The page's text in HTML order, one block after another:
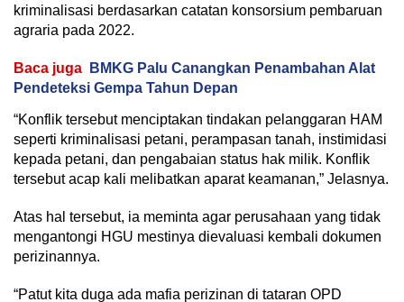
kriminalisasi berdasarkan catatan konsorsium pembaruan
agraria pada 2022.
Baca juga
BMKG Palu Canangkan Penambahan Alat
Pendeteksi Gempa Tahun Depan
“Konflik tersebut menciptakan tindakan pelanggaran HAM
seperti kriminalisasi petani, perampasan tanah, instimidasi
kepada petani, dan pengabaian status hak milik. Konflik
tersebut acap kali melibatkan aparat keamanan,” Jelasnya.
Atas hal tersebut, ia meminta agar perusahaan yang tidak
mengantongi HGU mestinya dievaluasi kembali dokumen
perizinannya.
“Patut kita duga ada mafia perizinan di tataran OPD